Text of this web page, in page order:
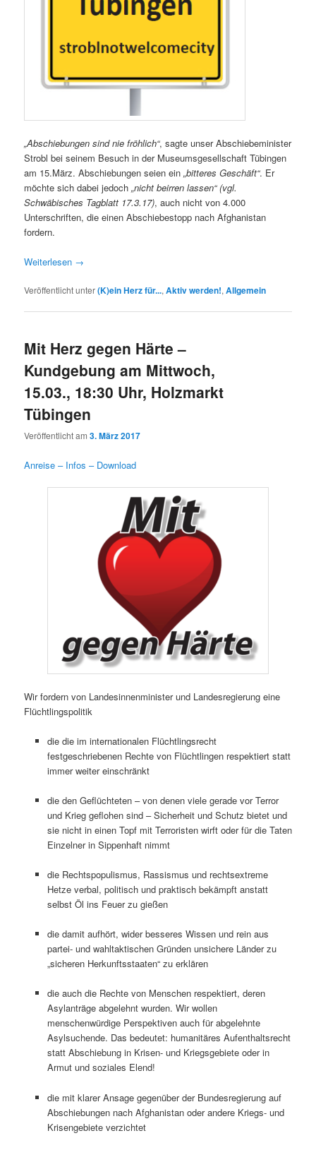
„Abschiebungen sind nie fröhlich“, sagte unser Abschiebeminister
Strobl bei seinem Besuch in der Museumsgesellschaft Tübingen
am 15.März. Abschiebungen seien ein„bitteres Geschäft“. Er
möchte sich dabei jedoch„nicht beirren lassen“ (vgl.
Schwäbisches Tagblatt 17.3.17), auch nicht von 4.000
Unterschriften, die einen Abschiebestopp nach Afghanistan
fordern.
Weiterlesen →
Veröffentlicht unter(K)ein Herz für...,Aktiv werden!,Allgemein
Mit Herz gegen Härte –
Kundgebung am Mittwoch,
15.03., 18:30 Uhr, Holzmarkt
Tübingen
Veröffentlicht am3. März 2017
Anreise – Infos – Download
Wir fordern von Landesinnenminister und Landesregierung eine
Flüchtlingspolitik
die die im internationalen Flüchtlingsrecht
festgeschriebenen Rechte von Flüchtlingen respektiert statt
immer weiter einschränkt
die den Geflüchteten – von denen viele gerade vor Terror
und Krieg geflohen sind – Sicherheit und Schutz bietet und
sie nicht in einen Topf mit Terroristen wirft oder für die Taten
Einzelner in Sippenhaft nimmt
die Rechtspopulismus, Rassismus und rechtsextreme
Hetze verbal, politisch und praktisch bekämpft anstatt
selbst Öl ins Feuer zu gießen
die damit aufhört, wider besseres Wissen und rein aus
partei- und wahltaktischen Gründen unsichere Länder zu
„sicheren Herkunftsstaaten“ zu erklären
die auch die Rechte von Menschen respektiert, deren
Asylanträge abgelehnt wurden. Wir wollen
menschenwürdige Perspektiven auch für abgelehnte
Asylsuchende. Das bedeutet: humanitäres Aufenthaltsrecht
statt Abschiebung in Krisen- und Kriegsgebiete oder in
Armut und soziales Elend!
die mit klarer Ansage gegenüber der Bundesregierung auf
Abschiebungen nach Afghanistan oder andere Kriegs- und
Krisengebiete verzichtet